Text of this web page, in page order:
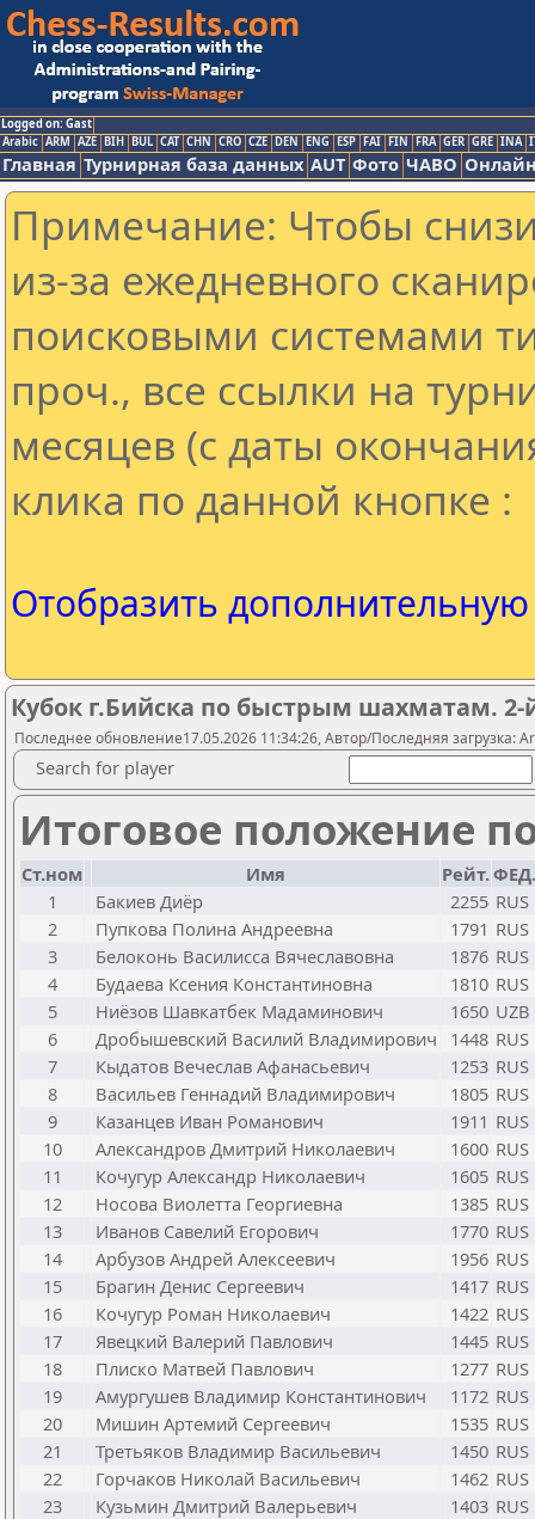
Logged on: Gast
Arabic ARM AZE BIH BUL CAT CHN CRO CZE DEN ENG ESP FAI FIN FRA GER GRE INA
Главная Турнирная база данных AUT Фото ЧАВО
Примечание: Чтобы
из-за ежедневного
поисковыми системами
проч., все ссылки на
месяцев (с даты
клика по данной кнопке :
Отобразить
Кубок г.Бийска по быстрым шахматам. 2-
Последнее обновление17.05.2026 11:34:26, Автор/Последняя загрузка:
Search for player
Итоговое положение
Ст.ном Имя Рейт.ФЕД.
1
Бакиев Диёр 2255 RUS
2
Пупкова Полина Андреевна 1791 RUS
3
Белоконь Василисса Вячеславовна 1876 RUS
4
Будаева Ксения Константиновна 1810 RUS
5
Ниёзов Шавкатбек Мадаминович 1650 UZB
6
Дробышевский Василий Владимирович 1448 RUS
7
Кыдатов Вечеслав Афанасьевич 1253 RUS
8
Васильев Геннадий Владимирович 1805 RUS
9
Казанцев Иван Романович 1911 RUS
10
Александров Дмитрий Николаевич 1600 RUS
11
Кочугур Александр Николаевич 1605 RUS
12
Носова Виолетта Георгиевна 1385 RUS
13
Иванов Савелий Егорович 1770 RUS
14
Арбузов Андрей Алексеевич 1956 RUS
15
Брагин Денис Сергеевич 1417 RUS
16
Кочугур Роман Николаевич 1422 RUS
17
Явецкий Валерий Павлович 1445 RUS
18
Плиско Матвей Павлович 1277 RUS
19
Амургушев Владимир Константинович 1172 RUS
20
Мишин Артемий Сергеевич 1535 RUS
21
Третьяков Владимир Васильевич 1450 RUS
22
Горчаков Николай Васильевич 1462 RUS
23
Кузьмин Дмитрий Валерьевич 1403 RUS